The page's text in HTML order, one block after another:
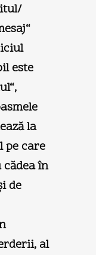
este
la
pe care
în
de
al